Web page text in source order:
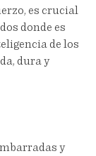
es crucial
donde es
de los
dura y
y